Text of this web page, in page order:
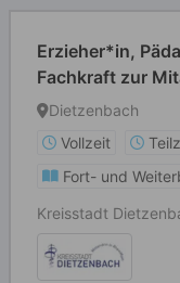
Erzieher*in,
Fachkraft zur
Dietzenbach
Vollzeit
Fort- und
Kreisstadt